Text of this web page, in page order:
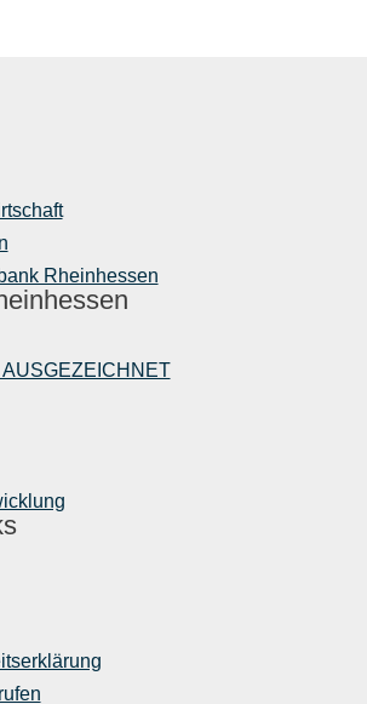
Rheinhessen